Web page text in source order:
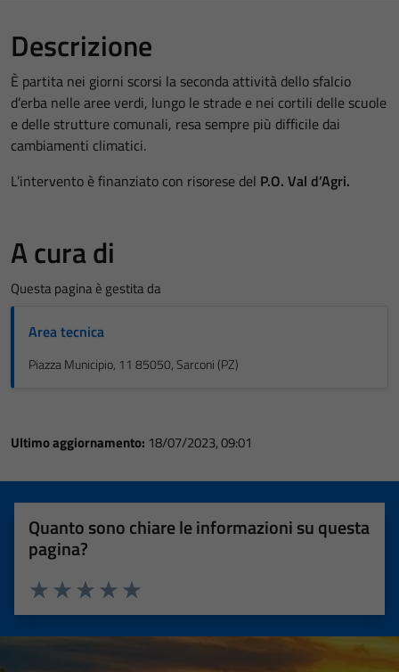
Descrizione
È partita nei giorni scorsi la seconda attività dello sfalcio
d’erba nelle aree verdi, lungo le strade e nei cortili delle scuole
e delle strutture comunali, resa sempre più difficile dai
cambiamenti climatici.
L’intervento è finanziato con risorese del P.O. Val d’Agri.
A cura di
Questa pagina è gestita da
Area tecnica
Piazza Municipio, 11 85050, Sarconi (PZ)
Ultimo aggiornamento: 18/07/2023, 09:01
Quanto sono chiare le informazioni su questa
pagina?
Valuta 5 stelle su 5
Valuta 4 stelle su 5
Valuta 3 stelle su 5
Valuta 2 stelle su 5
Valuta 1 stelle su 5